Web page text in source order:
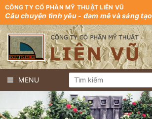
CÔNG TY CỔ PHẦN MỸ THUẬT LIÊN VŨ
Câu chuyện tình yêu - đam mê và sáng tạo
MENU